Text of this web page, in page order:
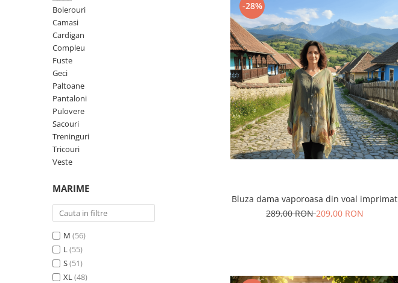
Ii traditionale
Rochii traditionale
Rochii Elegante
Costume populare
Fote & Catrinte
Incaltaminte
Bolerouri
Camasi
Cardigan
Compleu
Fuste
Geci
Paltoane
Pantaloni
Pulovere
Sacouri
Treninguri
Tricouri
Veste
MARIME
M (56)
L(55)
S(51)
XL(48)
-28%
Bluza dama vaporoasa din voal imprimat
289,00 RON209,00 RON